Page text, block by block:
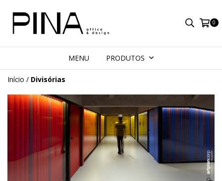
0
MENU PRODUTOS
Início / Divisórias